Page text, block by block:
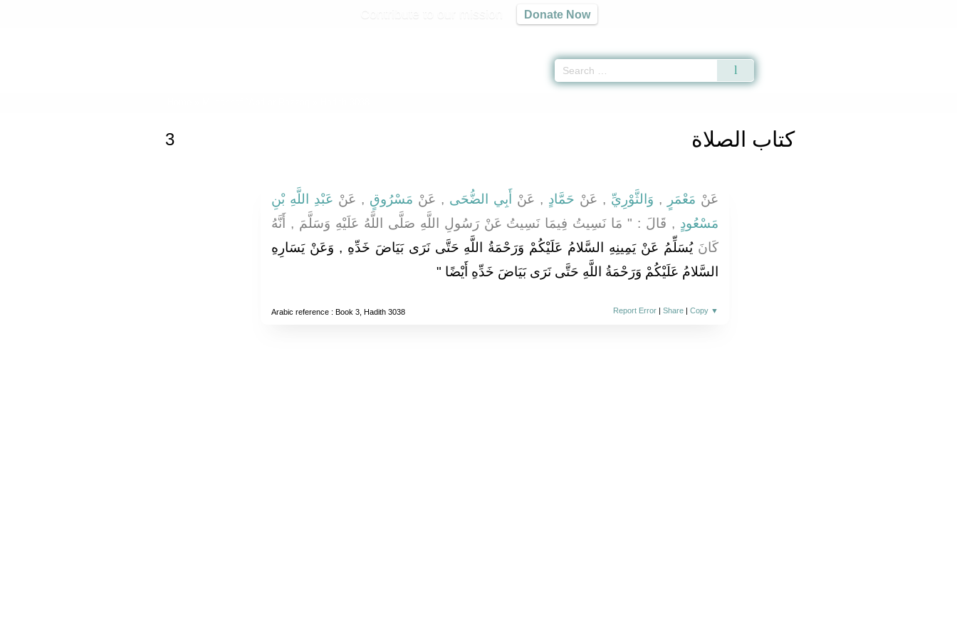
Donate Now
كتاب الصلاة 3
عَنْ مَعْمَرٍ , وَالثَّوْرِيِّ , عَنْ حَمَّادٍ , عَنْ أَبِي الضُّحَى , عَنْ مَسْرُوقٍ , عَنْ عَبْدِ اللَّهِ بْنِ
مَسْعُودٍ , قَالَ : " مَا نَسِيتُ فِيمَا نَسِيتُ عَنْ رَسُولِ اللَّهِ صَلَّى اللَّهُ عَلَيْهِ وَسَلَّمَ , أَنَّهُ
كَانَ يُسَلِّمُ عَنْ يَمِينِهِ السَّلامُ عَلَيْكُمْ وَرَحْمَةُ اللَّهِ حَتَّى نَرَى بَيَاضَ خَدِّهِ , وَعَنْ يَسَارِهِ
السَّلامُ عَلَيْكُمْ وَرَحْمَةُ اللَّهِ حَتَّى نَرَى بَيَاضَ خَدِّهِ أَيْضًا "
Arabic reference: Book 3, Hadith 3038 Report Error |Share |Copy ▼